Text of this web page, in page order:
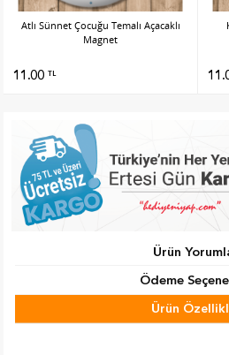
Atlı Sünnet Çocuğu Temalı Açacaklı
Magnet
11.00 TL
Ürün
Ürün
Ödeme
Tab Başlık